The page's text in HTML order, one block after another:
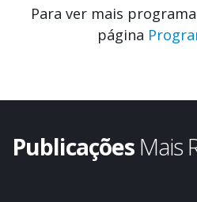
Para ver mais
página
Publicações Mais